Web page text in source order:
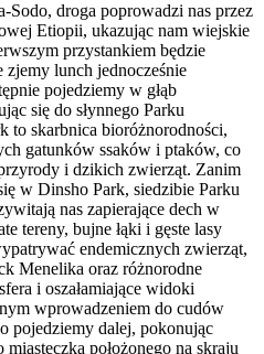
Sodo, droga poprowadzi nas przez
Etiopii, ukazując nam wiejskie
przystankiem będzie
lunch jednocześnie
pojedziemy w głąb
się do słynnego Parku
to skarbnica bioróżnorodności,
gatunków ssaków i ptaków, co
i dzikich zwierząt. Zanim
w Dinsho Park, siedzibie Parku
nas zapierające dech w
tereny, bujne łąki i gęste lasy
endemicznych zwierząt,
Menelika oraz różnorodne
i oszałamiające widoki
wprowadzeniem do cudów
pojedziemy dalej, pokonując
położonego na skraju